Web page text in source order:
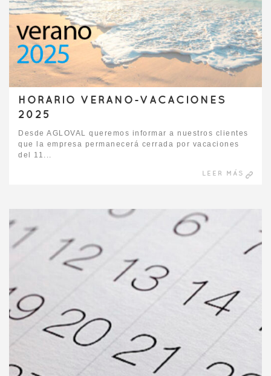
HORARIO VERANO-VACACIONES
2025
Desde AGLOVAL queremos informar a nuestros clientes
que la empresa permanecerá cerrada por vacaciones
del 11...
LEER MÁS